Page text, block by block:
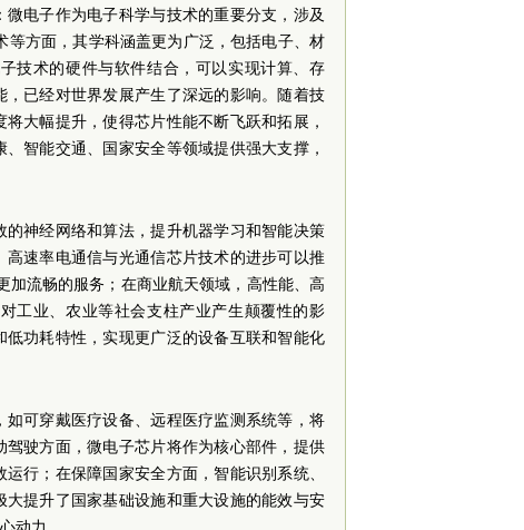
电子作为电子科学与技术的重要分支，涉及
方面，其学科涵盖更为广泛，包括电子、材
技术的硬件与软件结合，可以实现计算、存
已经对世界发展产生了深远的影响。随着技
大幅提升，使得芯片性能不断飞跃和拓展，
智能交通、国家安全等领域提供强大支撑，
神经网络和算法，提升机器学习和智能决策
速率电通信与光通信芯片技术的进步可以推
加流畅的服务；在商业航天领域，高性能、高
工业、农业等社会支柱产业产生颠覆性的影
功耗特性，实现更广泛的设备互联和智能化
可穿戴医疗设备、远程医疗监测系统等，将
驶方面，微电子芯片将作为核心部件，提供
行；在保障国家安全方面，智能识别系统、
提升了国家基础设施和重大设施的能效与安